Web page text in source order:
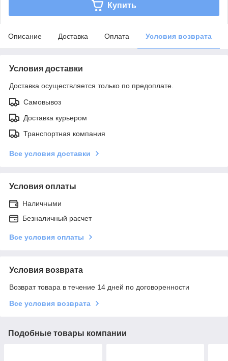
Купить
Описание Доставка Оплата Условия возврата
Условия доставки
Доставка осуществляется только по предоплате.
Самовывоз
Доставка курьером
Транспортная компания
Все условия доставки
Условия оплаты
Наличными
Безналичный расчет
Все условия оплаты
Условия возврата
Возврат товара в течение 14 дней по договоренности
Все условия возврата
Подобные товары компании